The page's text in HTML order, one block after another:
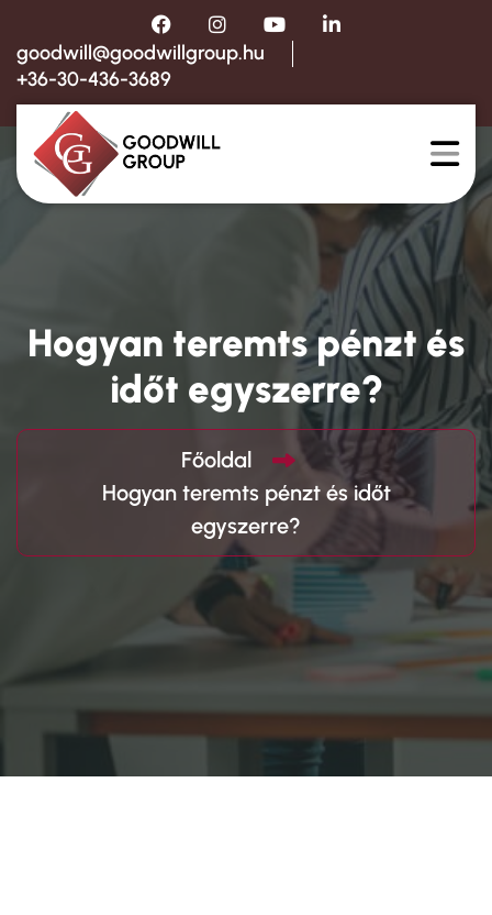
goodwill@goodwillgroup.hu
+36-30-436-3689
Hogyan teremts pénzt és
időt egyszerre?
Főoldal
Hogyan teremts pénzt és időt
egyszerre?